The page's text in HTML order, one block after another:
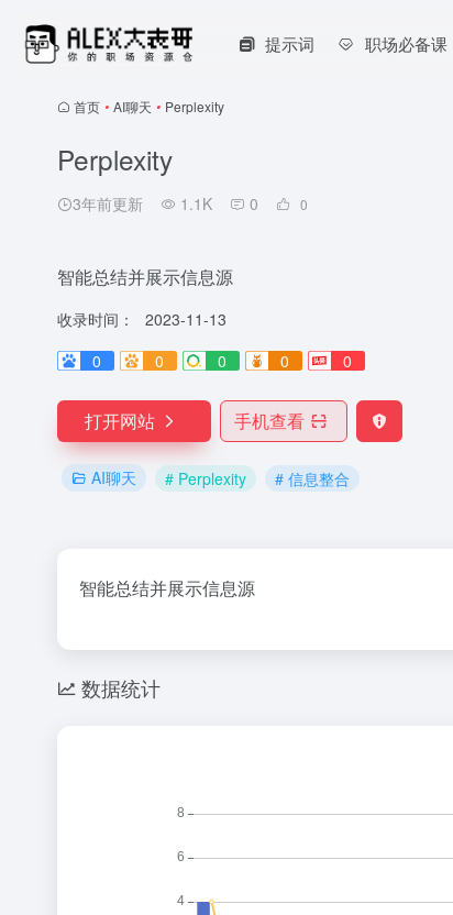
提示词 职场必备课
首页 • AI聊天 • Perplexity
Perplexity
3年前更新 1.1K 0 0
智能总结并展示信息源
收录时间：
2023-11-13
0
0 0 0 0
打开网站 手机查看
AI聊天 # Perplexity # 信息整合
智能总结并展示信息源
数据统计